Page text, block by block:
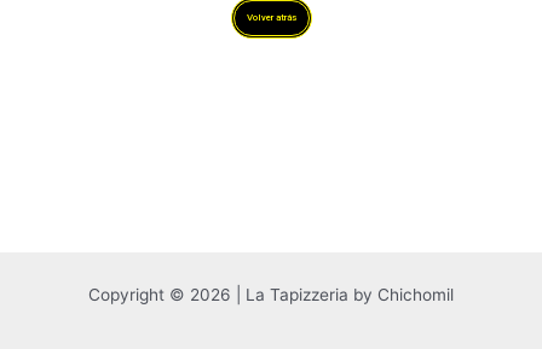
Volver atrás
Copyright © 2026 | La Tapizzeria by Chichomil